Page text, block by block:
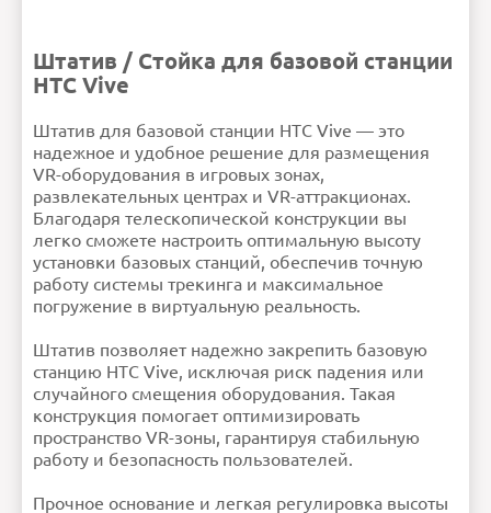
Штатив / Стойка для базовой станции
HTC Vive
Штатив для базовой станции HTC Vive — это
надежное и удобное решение для размещения
VR-оборудования в игровых зонах,
развлекательных центрах и VR-аттракционах.
Благодаря телескопической конструкции вы
легко сможете настроить оптимальную высоту
установки базовых станций, обеспечив точную
работу системы трекинга и максимальное
погружение в виртуальную реальность.
Штатив позволяет надежно закрепить базовую
станцию HTC Vive, исключая риск падения или
случайного смещения оборудования. Такая
конструкция помогает оптимизировать
пространство VR-зоны, гарантируя стабильную
работу и безопасность пользователей.
Прочное основание и легкая регулировка высоты
Ошибка в описании?
обычный текст!
Рейтинг
Плохо
Продолжить